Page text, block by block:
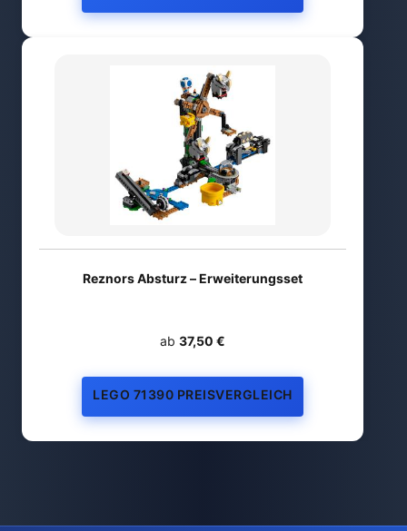
Reznors Absturz – Erweiterungsset
ab 37,50 €
LEGO 71390 PREISVERGLEICH